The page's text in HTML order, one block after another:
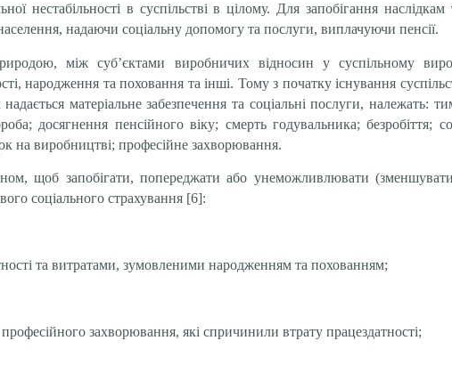
нестабільності в суспільстві в цілому. Для запобігання
надаючи соціальну допомогу та послуги, виплачуючи пенсії.
між суб’єктами виробничих відносин у суспільному
народження та поховання та інші. Тому з початку існування
матеріальне забезпечення та соціальні послуги, належать:
досягнення пенсійного віку; смерть годувальника; безробіття;
на виробництві; професійне захворювання.
щоб запобігати, попереджати або унеможливлювати
соціального страхування [6]:
та витратами, зумовленими народженням та похованням;
захворювання, які спричинили втрату працездатності;